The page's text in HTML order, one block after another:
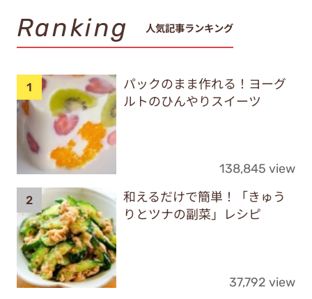
Ranking 人気記事ランキング
パックのまま作れる！ヨーグ
ルトのひんやりスイーツ
138,845 view
和えるだけで簡単！「きゅう
りとツナの副菜」レシピ
37,792 view